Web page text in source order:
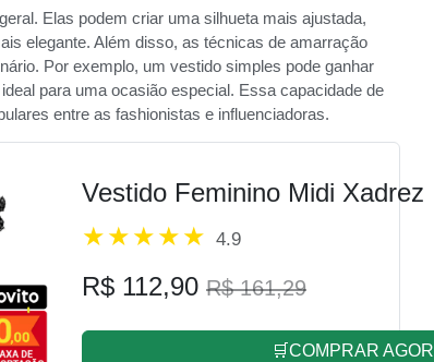
Elas podem criar uma silhueta mais ajustada,
elegante. Além disso, as técnicas de amarração
Por exemplo, um vestido simples pode ganhar
para uma ocasião especial. Essa capacidade de
entre as fashionistas e influenciadoras.
Vestido Feminino Midi Xadrez
4.9
R$ 112,90 R$ 161,29
🛒COMPRAR